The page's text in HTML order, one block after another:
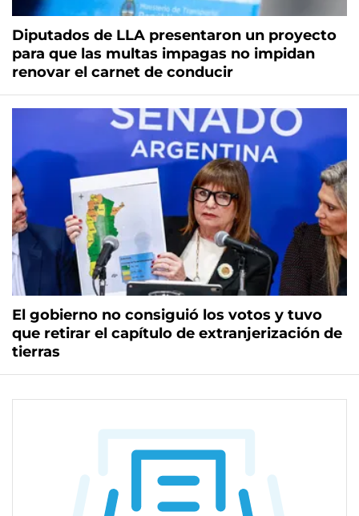
Diputados de LLA presentaron un proyecto
para que las multas impagas no impidan
renovar el carnet de conducir
El gobierno no consiguió los votos y tuvo
que retirar el capítulo de extranjerización de
tierras